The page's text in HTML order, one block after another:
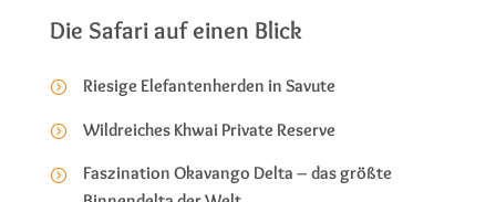
Die Safari auf einen Blick
Riesige Elefantenherden in Savute
Wildreiches Khwai Private Reserve
Faszination Okavango Delta – das größte